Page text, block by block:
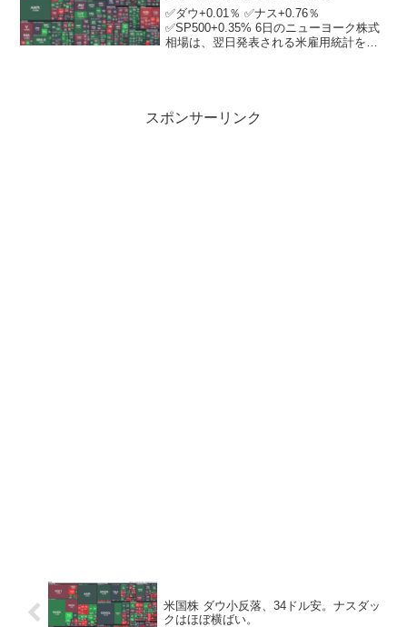
✅ダウ+0.01％ ✅ナス+0.76％
✅SP500+0.35% 6日のニューヨーク株式
相場は、翌日発表される米雇用統計を控
スポンサーリンク
米国株 ダウ小反落、34ドル安。ナスダッ
クはほぼ横ばい。